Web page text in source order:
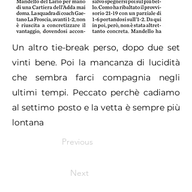
Un altro tie-break perso, dopo due set
vinti bene. Poi la mancanza di lucidità
che sembra farci compagnia negli
ultimi tempi. Peccato perchè cadiamo
al settimo posto e la vetta è sempre più
lontana
Previous
Next